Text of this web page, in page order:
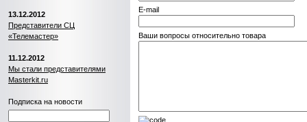
13.12.2012
Представители СЦ
«Телемастер»
11.12.2012
Мы стали представителями
Masterkit.ru
Подписка на новости
E-mail
Ваши вопросы относительно товара